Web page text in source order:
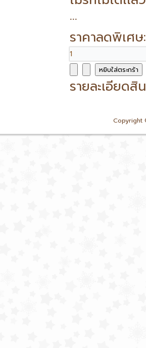
...
ราคาลดพิเศ
รายละเอียดสิ
Copyright